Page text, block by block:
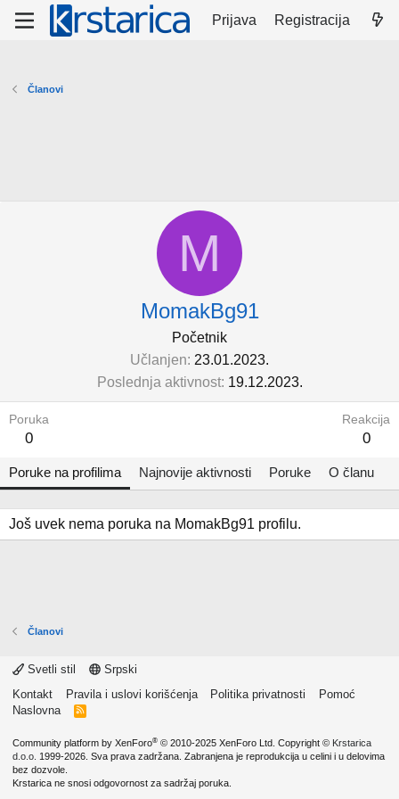
Prijava Registracija
Članovi
M
MomakBg91
Početnik
Učlanjen 23.01.2023.
Poslednja aktivnost 19.12.2023.
Poruka
0
Reakcija
0
Poruke na profilima Najnovije aktivnosti Poruke O članu
Još uvek nema poruka na MomakBg91 profilu.
Članovi
Svetli stil
Srpski
Kontakt
Pravila i uslovi korišćenja Politika privatnosti
Pomoć
Naslovna
R
Community platform by XenForo® © 2010-2025 XenForo Ltd. Copyright © Krstarica
d.o.o. 1999-2026. Sva prava zadržana. Zabranjena je reprodukcija u celini i u delovima
bez dozvole.
Krstarica ne snosi odgovornost za sadržaj poruka.